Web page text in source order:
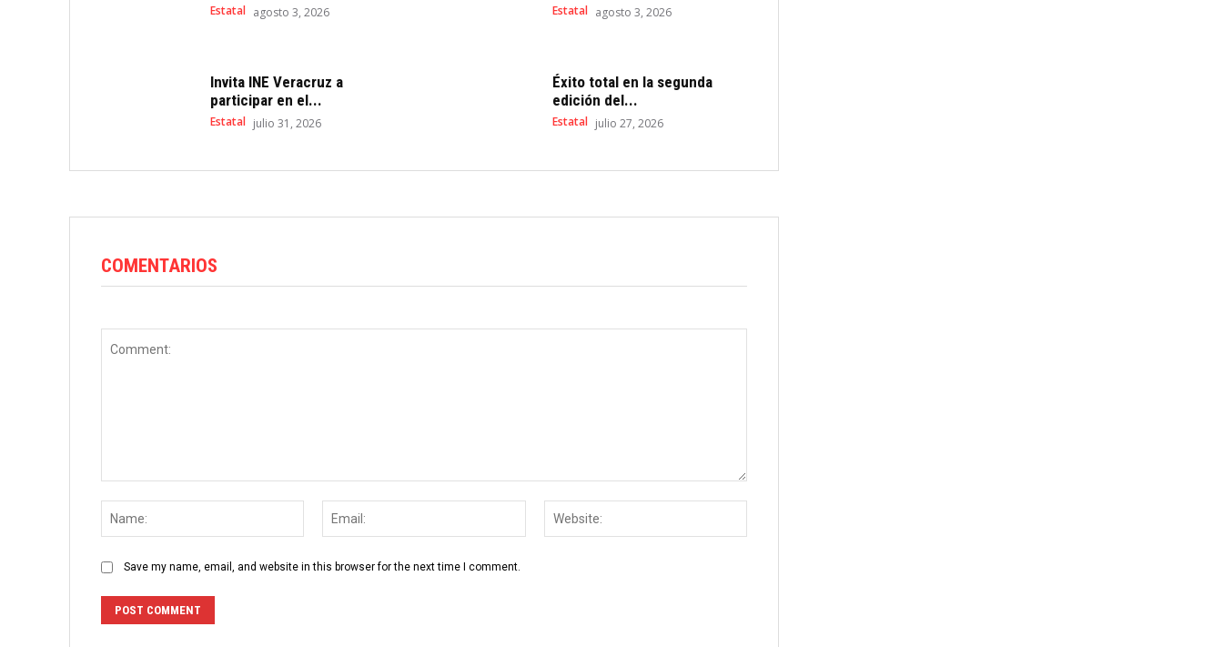
Estatal agosto 3, 2026 Estatal agosto 3, 2026
Invita INE Veracruz a
participar en el...
Estatal julio 31, 2026
Éxito total en la segunda
edición del...
Estatal julio 27, 2026
COMENTARIOS
Save my name, email, and website in this browser for the next time I comment.